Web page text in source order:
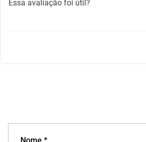
Essa avaliação foi útil?